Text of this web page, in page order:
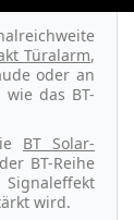
Türalarm,
oder an
das BT-
BT Solar-
BT-Reihe
wird.